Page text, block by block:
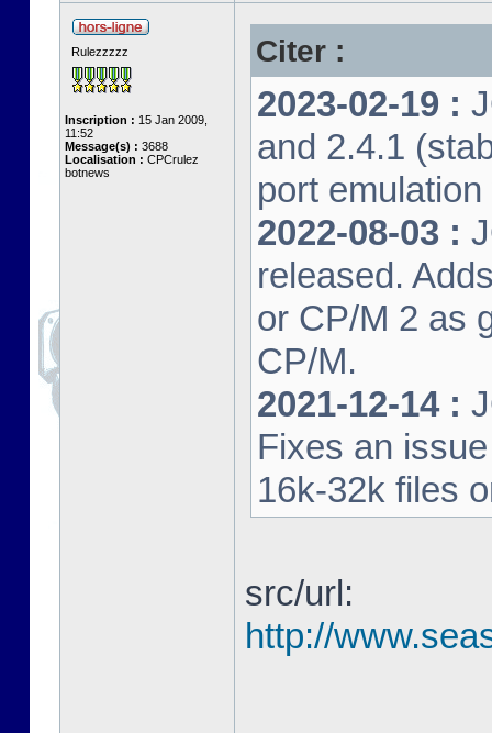
Rulezzzzz
Inscription : 15 Jan 2009,
11:52
Message(s) : 3688
Localisation : CPCrulez
botnews
Citer :
2023-02-19 :
and 2.4.1
port
2022-08-03 :
released.
or CP/M 2 as
CP/M.
2021-12-14 :
Fixes an
16k-32k files
src/url:
http://